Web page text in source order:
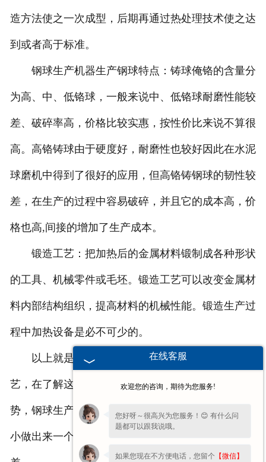
造方法使之一次成型，后期再通过热处理技术使之达
到或者高于标准。
钢球生产机器生产钢球特点：铸球俺铬的含量分
为高、中、低铬球，一般来说中、低铬球耐磨性能较
差、破碎率高，价格比较实惠，按性价比来说不算很
高。高铬铸球由于硬度好，耐磨性也较好因此在水泥
球磨机中得到了很好的应用，但高铬铸钢球的韧性较
差，在生产的过程中容易破碎，并且它的成本高，价
格也高,间接的增加了生产成本。
锻造工艺：把加热后的金属材料锻制成各种形状
的工具、机械零件或毛坯。锻造工艺可以改变金属材
料内部结构组织，提高材料的机械性能。锻造生产过
程中加热设备是必不可少的。
以上就是钢球生产机器厂家分享的一些生产工
艺，在了解这些时候才可以更加好的发挥出性能优
势，钢球生产机器的时候应该所需要的钢球规格和大
小做出来一个明确的了解，这样在后期才可以减少误
在线客服
欢迎您的咨询，期待为您服务!
您好呀～很高兴为您服务！😊 有什么问
题都可以跟我说哦。
如果您现在不方便电话，您留个 【微信】